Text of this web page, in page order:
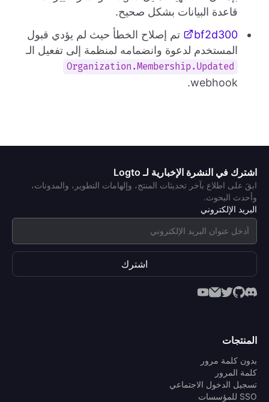
قاعدة البيانات بشكل صحيح.
bf2d300
تم إصلاح الخطأ حيث لم يؤدي قبول
المستخدم لدعوة وانضمامه لمنظمة إلى تفعيل الـ
Organization.Membership.Updated
webhook.
اشترك في النشرة الإخبارية لـ Logto
ابقَ على اطلاع بآخر تحديثات المنتج، وإلهامات التطوير، والمدونات،
وأحدث البحوث.
البريد الإلكتروني
اشترك
المنتجات
بدون كلمة مرور
كلمة المرور
تسجيل الدخول الاجتماعي
SSO للمؤسسات